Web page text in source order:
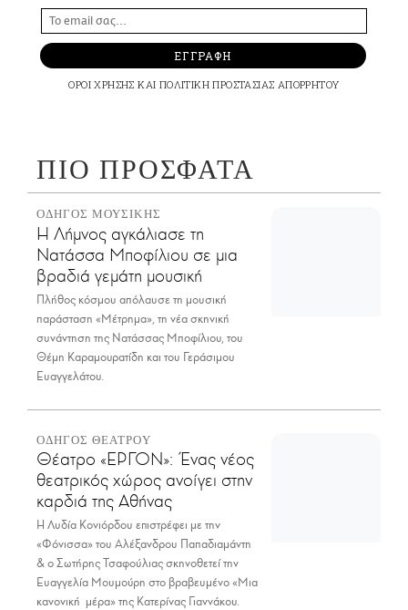
ΕΓΓΡΑΦΗ
ΟΡΟΙ ΧΡΗΣΗΣ ΚΑΙ ΠΟΛΙΤΙΚΗ ΠΡΟΣΤΑΣΙΑΣ ΑΠΟΡΡΗΤΟΥ
ΠΙΟ ΠΡΟΣΦΑΤΑ
ΟΔΗΓΟΣ ΜΟΥΣΙΚΗΣ
Η Λήμνος αγκάλιασε τη
Νατάσσα Μποφίλιου σε μια
βραδιά γεμάτη μουσική
Πλήθος κόσμου απόλαυσε τη μουσική
παράσταση «Μέτρημα», τη νέα σκηνική
συνάντηση της Νατάσσας Μποφίλιου, του
Θέμη Καραμουρατίδη και του Γεράσιμου
Ευαγγελάτου.
ΟΔΗΓΟΣ ΘΕΑΤΡΟΥ
Θέατρο «ΕΡΓΟΝ»: Ένας νέος
θεατρικός χώρος ανοίγει στην
καρδιά της Αθήνας
Η Λυδία Κονιόρδου επιστρέφει με την
«Φόνισσα» του Αλέξανδρου Παπαδιαμάντη
& ο Σωτήρης Τσαφούλιας σκηνοθετεί την
Ευαγγελία Μουμούρη στο βραβευμένο «Μια
κανονική μέρα» της Κατερίνας Γιαννάκου.